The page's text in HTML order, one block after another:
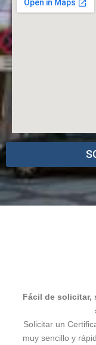
Fácil de solicitar,
Solicitar un
muy sencillo y